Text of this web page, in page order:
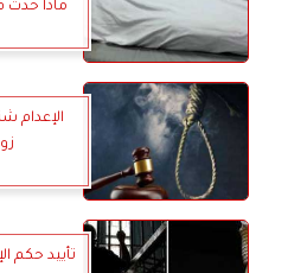
ماذا حدث
الإعدام